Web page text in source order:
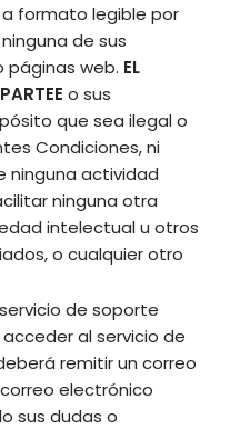
formato legible por
de sus
páginas web. EL
PARTEE o sus
que sea ilegal o
Condiciones, ni
ninguna actividad
ninguna otra
intelectual u otros
o cualquier otro
de soporte
acceder al servicio de
remitir un correo
electrónico
sus dudas o